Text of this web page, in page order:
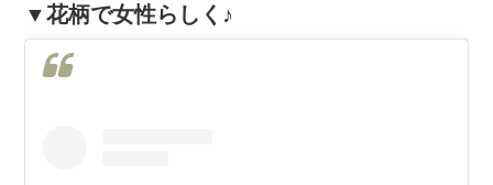
▼花柄で女性らしく♪